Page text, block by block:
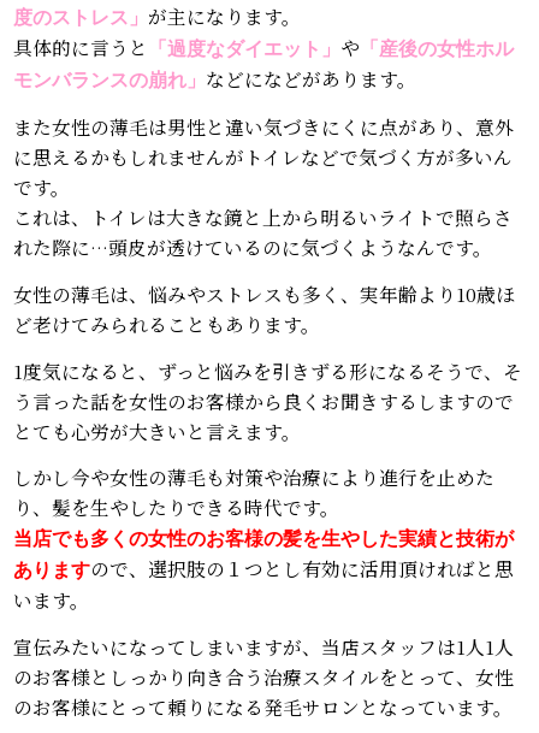
度のストレス」 が主になります。
具体的に言うと
「過度なダイエット」 や 「産後の女性ホル
モンバランスの崩れ」 などになどがあります。
また女性の薄毛は男性と違い気づきにくに点があり、意外
に思えるかもしれませんがトイレなどで気づく方が多いん
です。
これは、トイレは大きな鏡と上から明るいライトで照らさ
れた際に…頭皮が透けているのに気づくようなんです。
女性の薄毛は、悩みやストレスも多く、実年齢より10歳ほ
ど老けてみられることもあります。
1度気になると、ずっと悩みを引きずる形になるそうで、そ
う言った話を女性のお客様から良くお聞きするしますので
とても心労が大きいと言えます。
しかし今や女性の薄毛も対策や治療により進行を止めた
り、髪を生やしたりできる時代です。
当店でも多くの女性のお客様の髪を生やした実績と技術が
ありますので、選択肢の１つとし有効に活用頂ければと思
います。
宣伝みたいになってしまいますが、当店スタッフは1人1人
のお客様としっかり向き合う治療スタイルをとって、女性
のお客様にとって頼りになる発毛サロンとなっています。